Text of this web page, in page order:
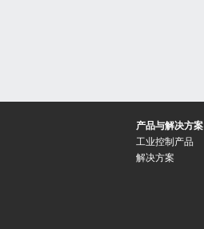
产品与解决方案
工业控制产品
解决方案